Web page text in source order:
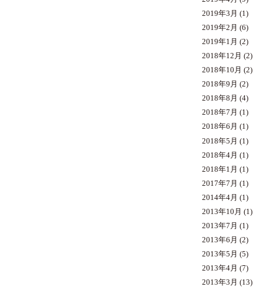
2019年3月 (1)
2019年2月 (6)
2019年1月 (2)
2018年12月 (2)
2018年10月 (2)
2018年9月 (2)
2018年8月 (4)
2018年7月 (1)
2018年6月 (1)
2018年5月 (1)
2018年4月 (1)
2018年1月 (1)
2017年7月 (1)
2014年4月 (1)
2013年10月 (1)
2013年7月 (1)
2013年6月 (2)
2013年5月 (5)
2013年4月 (7)
2013年3月 (13)